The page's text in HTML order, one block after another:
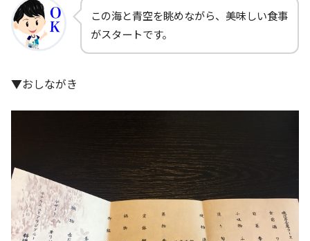
この海と青空を眺めながら、美味しい食事
がスタートです。
▼おしながき